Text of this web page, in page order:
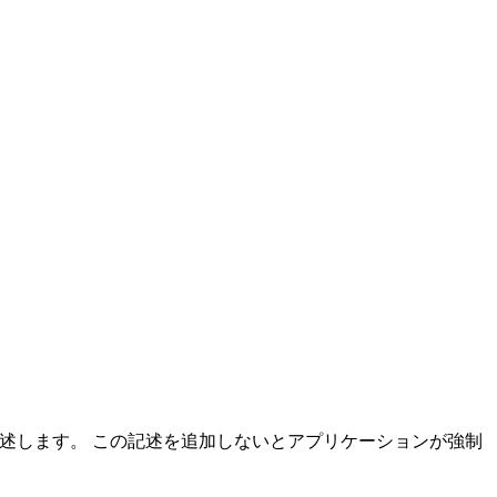
します。 この記述を追加しないとアプリケーションが強制